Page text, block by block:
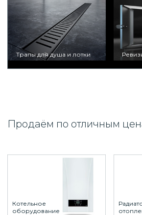
Трапы для душа и лотки
Продаём по отличным
Котельное
оборудование